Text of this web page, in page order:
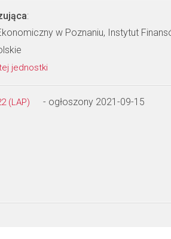
:
w Poznaniu, Instytut
jednostki
(LAP) - ogłoszony 2021-09-15